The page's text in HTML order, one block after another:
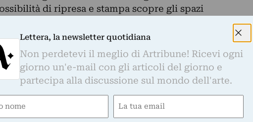
di ripresa e stampa scopre gli spazi
i movimenti delle strutture, cogliendo e
non eravamo giunti a vedere. I punti di
sono pur sempre delle fotografie di
esempio: insalata, bucce d’arancia, fiori… in
del soggetto originario è attuata per mezzo
parte e un incremento dei colori attraverso
sta nel tentativo di creare un genere
Lettera, la newsletter quotidiana
Non perdetevi il meglio di Artribune! Ricevi ogni
giorno un'e-mail con gli articoli del giorno e
partecipa alla discussione sul mondo dell'arte.
Email